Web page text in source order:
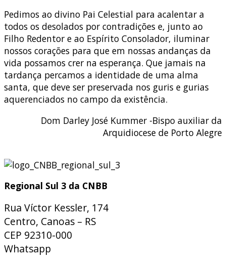
Pedimos ao divino Pai Celestial para acalentar a
todos os desolados por contradições e, junto ao
Filho Redentor e ao Espírito Consolador, iluminar
nossos corações para que em nossas andanças da
vida possamos crer na esperança. Que jamais na
tardança percamos a identidade de uma alma
santa, que deve ser preservada nos guris e gurias
aquerenciados no campo da existência.
Dom Darley José Kummer -Bispo auxiliar da
Arquidiocese de Porto Alegre
Regional Sul 3 da CNBB
Rua Víctor Kessler, 174
Centro, Canoas – RS
CEP 92310-000
Whatsapp